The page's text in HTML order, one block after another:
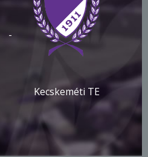
-
Kecskeméti TE